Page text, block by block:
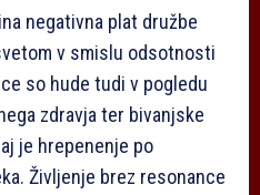
negativna plat družbe
v smislu odsotnosti
so hude tudi v pogledu
zdravja ter bivanjske
je hrepenenje po
Življenje brez resonance